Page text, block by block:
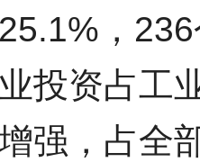
，
投资占工
强，占全